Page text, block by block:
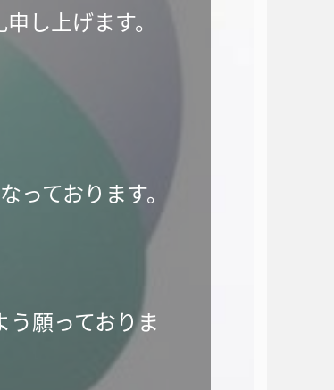
し上げます。
っております。
願っておりま